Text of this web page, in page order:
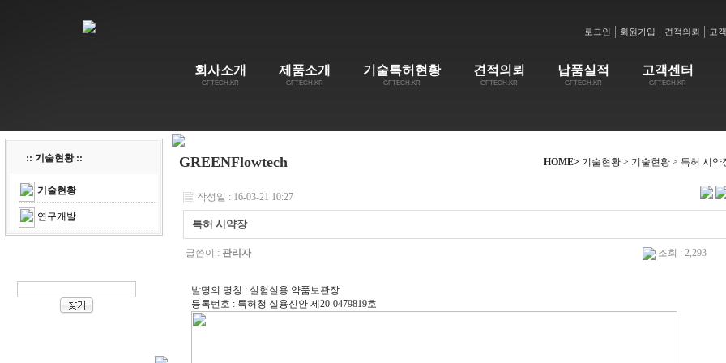
고
견적의뢰
회원가입
로그인
회사소개
GFTECH.KR
제품소개
GFTECH.KR
기술특허현황
GFTECH.KR
견적의뢰
GFTECH.KR
납품실적
GFTECH.KR
고객센터
GFTECH.KR
:: 기술현황 ::
기술현황
연구개발
GREENFlowtech HOME> 기술현황 > 기술현황 > 특허 시약
작성일 : 16-03-21 10:27
특허 시약장
글쓴이 : 관리자 조회 : 2,293
발명의 명칭 : 실험실용 약품보관장
등록번호 : 특허청 실용신안 제20-0479819호